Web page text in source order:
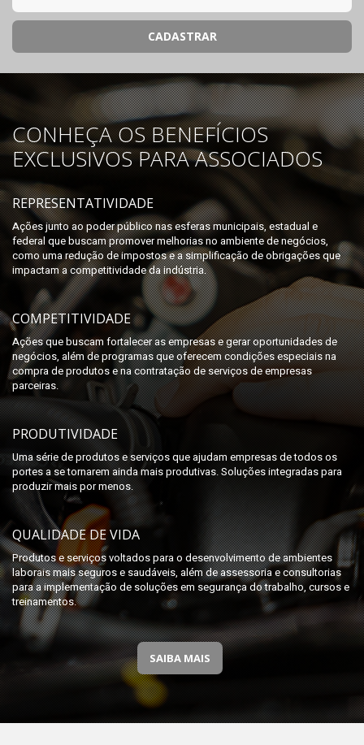
CONHEÇA OS BENEFÍCIOS
EXCLUSIVOS PARA ASSOCIADOS
REPRESENTATIVIDADE
Ações junto ao poder público nas esferas municipais, estadual e
federal que buscam promover melhorias no ambiente de negócios,
como uma redução de impostos e a simplificação de obrigações que
impactam a competitividade da indústria.
COMPETITIVIDADE
Ações que buscam fortalecer as empresas e gerar oportunidades de
negócios, além de programas que oferecem condições especiais na
compra de produtos e na contratação de serviços de empresas
parceiras.
PRODUTIVIDADE
Uma série de produtos e serviços que ajudam empresas de todos os
portes a se tornarem ainda mais produtivas. Soluções integradas para
produzir mais por menos.
QUALIDADE DE VIDA
Produtos e serviços voltados para o desenvolvimento de ambientes
laborais mais seguros e saudáveis, além de assessoria e consultorias
para a implementação de soluções em segurança do trabalho, cursos e
treinamentos.
SAIBA MAIS